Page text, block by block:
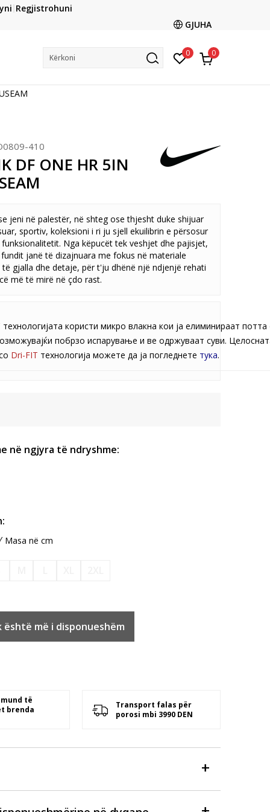
CLICK & COLLECT
me kartë online dhe bëni tërheqjen në dyqanin që ju
Regjistrohuni
GJUHA
Kërkoni 0 0
410
DF ONE HR 5IN
jeni në palestër, në shteg ose thjesht duke shijuar
sportiv, koleksioni i ri ju sjell ekuilibrin e përsosur
Nga këpucët tek veshjet dhe pajisjet,
janë të dizajnuara me fokus në materiale
gjalla dhe detaje, për t'ju dhënë një ndjenjë rehati
më të mirë në çdo rast.
технологијата користи микро влакна кои ја елиминираат потта
побрзо испарување и ве одржуваат суви.
Dri-FIT технологија можете да ја погледнете тука.
në ngjyra të ndryshme:
Masa në cm
më i disponueshëm
të
brenda
Transport falas për
porosi mbi 3990 DEN